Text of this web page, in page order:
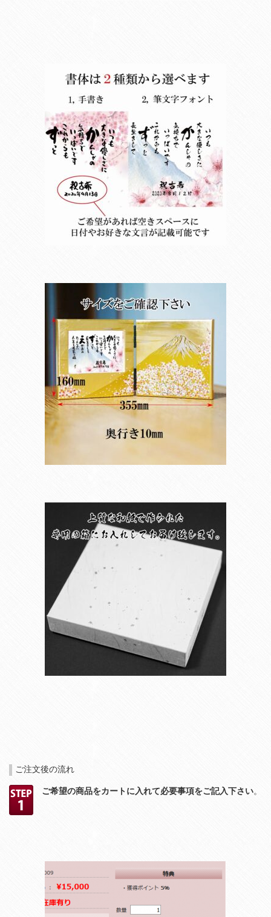
ご注文後の流れ
ご希望の商品をカートに入れて必要事項をご記入下さい。